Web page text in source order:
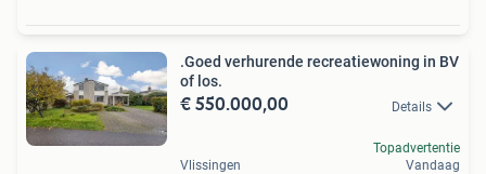
.Goed verhurende recreatiewoning in BV
of los.
€ 550.000,00 Details
Vlissingen
Topadvertentie
Vandaag